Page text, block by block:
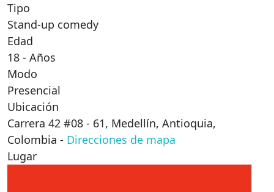
Tipo
Stand-up comedy
Edad
18 - Años
Modo
Presencial
Ubicación
Carrera 42 #08 - 61, Medellín, Antioquia,
Colombia - Direcciones de mapa
Lugar